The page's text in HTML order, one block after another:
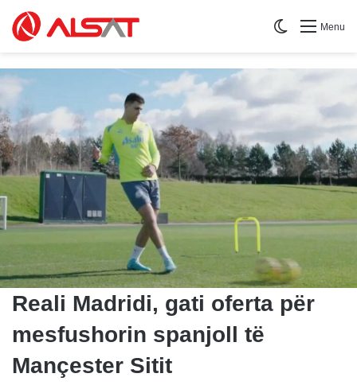
Menu
Switch skin
Reali Madridi, gati oferta për
mesfushorin spanjoll të
Mançester Sitit